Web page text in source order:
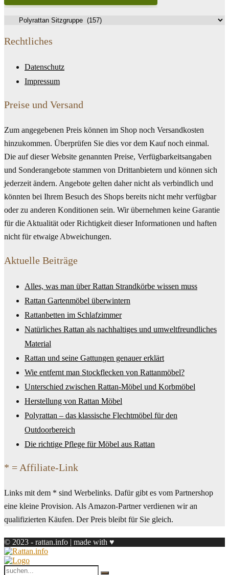
Rechtliches
Datenschutz
Impressum
Preise und Versand
Zum angegebenen Preis können im Shop noch Versandkosten
hinzukommen. Überprüfen Sie dies vor dem Kauf noch einmal.
Die auf dieser Website genannten Preise, Verfügbarkeitsangaben
und Sonderangebote stammen von Drittanbietern und können sich
jederzeit ändern. Angebote gelten daher nicht als verbindlich und
könnten bei Ihrem Besuch des Shops bereits nicht mehr verfügbar
oder zu anderen Konditionen sein. Wir übernehmen keine Garantie
für die Aktualität oder Richtigkeit dieser Informationen und haften
nicht für etwaige Abweichungen.
Aktuelle Beiträge
Alles, was man über Rattan Strandkörbe wissen muss
Rattan Gartenmöbel überwintern
Rattanbetten im Schlafzimmer
Natürliches Rattan als nachhaltiges und umweltfreundliches
Material
Rattan und seine Gattungen genauer erklärt
Wie entfernt man Stockflecken von Rattanmöbel?
Unterschied zwischen Rattan-Möbel und Korbmöbel
Herstellung von Rattan Möbel
Polyrattan – das klassische Flechtmöbel für den
Outdoorbereich
Die richtige Pflege für Möbel aus Rattan
* = Affiliate-Link
Links mit dem * sind Werbelinks. Dafür gibt es vom Partnershop
eine kleine Provision. Als Amazon-Partner verdienen wir an
qualifizierten Käufen. Der Preis bleibt für Sie gleich.
© 2023 - rattan.info | made with ♥